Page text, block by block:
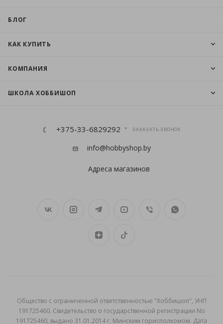
БЛОГ
КАК КУПИТЬ
КОМПАНИЯ
ШКОЛА ХОББИШОП
+375-33-6829292 ЗАКАЗАТЬ ЗВОНОК
info@hobbyshop.by
Адреса магазинов
Общеcтво с ограниченной ответственностью "Хоббишоп", УНП
191725460. Свидетельство о государственной регистрации No
191725460, выдано 31.01.2014 г. Минским горисполкомом. Дата